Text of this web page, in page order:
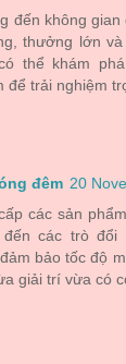
đến không
thưởng lớn
thể khám
để trải nghiệm
đêm 20
các sản
các trò đổi
bảo tốc độ
giải trí vừa có